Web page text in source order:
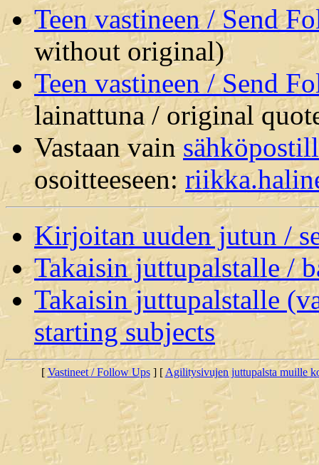
Teen vastineen / Send
without original)
Teen vastineen / Send
lainattuna / original
Vastaan vain
osoitteeseen:
Kirjoitan uuden jutun /
Takaisin juttupalstalle /
Takaisin juttupalstalle
starting subjects
[Vastineet / Follow Ups] [Agilitysivujen juttupalsta muille